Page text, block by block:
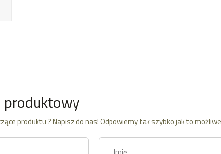
produktowy
produktu ? Napisz do nas! Odpowiemy tak szybko jak to możliwe